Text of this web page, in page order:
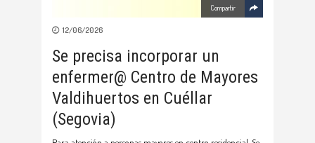
Compartir
12/06/2026
Se precisa incorporar un
enfermer@ Centro de Mayores
Valdihuertos en Cuéllar
(Segovia)